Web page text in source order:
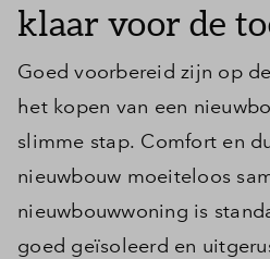
klaar voor de
Goed voorbereid zijn op
het kopen van een
slimme stap. Comfort en
nieuwbouw moeiteloos
nieuwbouwwoning is
goed geïsoleerd en